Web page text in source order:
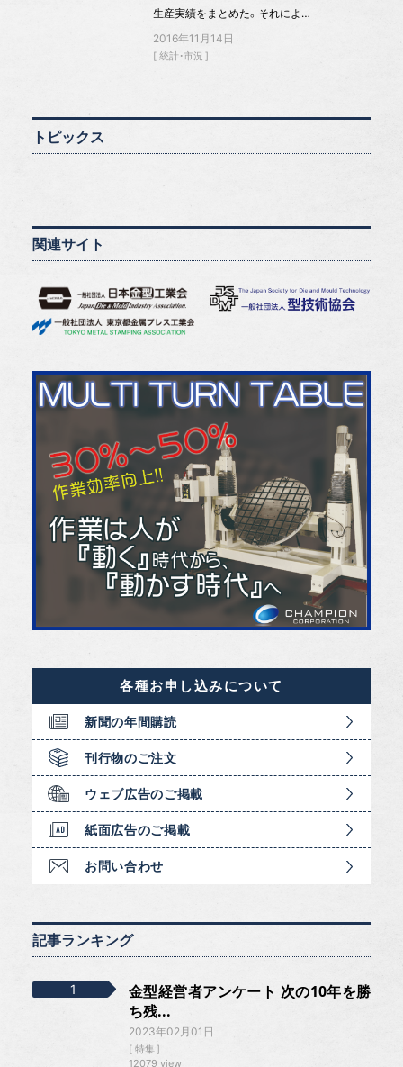
生産実績をまとめた。それによ…
2016年11月14日
統計・市況
トピックス
関連サイト
各種お申し込みについて
新聞の年間購読
刊行物のご注文
ウェブ広告のご掲載
紙面広告のご掲載
お問い合わせ
記事ランキング
金型経営者アンケート 次の10年を勝
ち残...
2023年02月01日
特集
12079 view